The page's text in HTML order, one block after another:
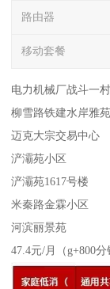
路由器
移动套餐
电力机械厂战斗一村
柳雪路铁建水岸雅苑
迈克大宗交易中心
浐灞苑小区
浐灞苑1617号楼
米秦路金霖小区
河滨丽景苑
47.4元/月（g+800